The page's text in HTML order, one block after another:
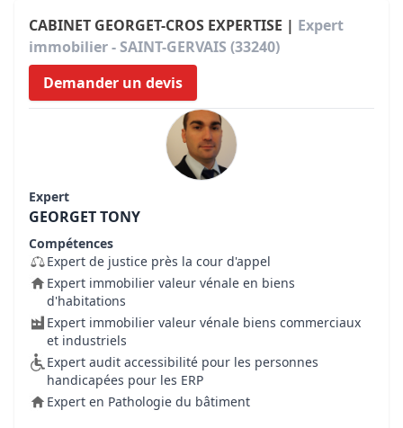
CABINET GEORGET-CROS EXPERTISE | Expert
immobilier - SAINT-GERVAIS (33240)
Demander un devis
Expert
GEORGET TONY
Compétences
Expert de justice près la cour d'appel
Expert immobilier valeur vénale en biens
d'habitations
Expert immobilier valeur vénale biens commerciaux
et industriels
Expert audit accessibilité pour les personnes
handicapées pour les ERP
Expert en Pathologie du bâtiment